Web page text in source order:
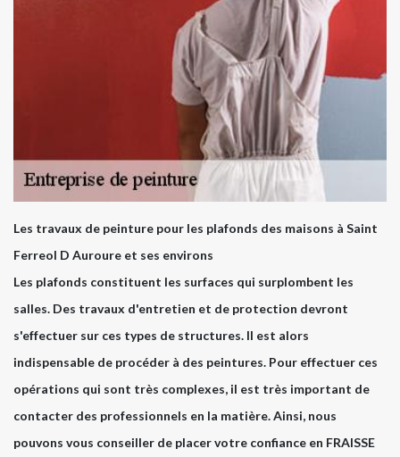
Les travaux de peinture pour les plafonds des maisons à Saint
Ferreol D Auroure et ses environs
Les plafonds constituent les surfaces qui surplombent les
salles. Des travaux d'entretien et de protection devront
s'effectuer sur ces types de structures. Il est alors
indispensable de procéder à des peintures. Pour effectuer ces
opérations qui sont très complexes, il est très important de
contacter des professionnels en la matière. Ainsi, nous
pouvons vous conseiller de placer votre confiance en FRAISSE